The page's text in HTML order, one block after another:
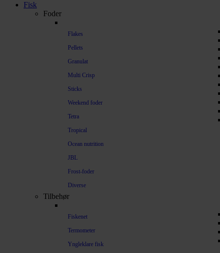
Fisk
Foder
Flakes
Pellets
Granulat
Multi Crisp
Sticks
Weekend foder
Tetra
Tropical
Ocean nutrition
JBL
Frost-foder
Diverse
Tilbehør
Fiskenet
Termometer
Yngleklare fisk